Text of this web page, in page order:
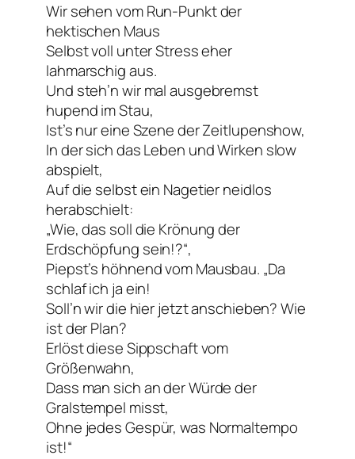
Wir sehen vom Run-Punkt der
hektischen Maus
Selbst voll unter Stress eher
lahmarschig aus.
Und steh’n wir mal ausgebremst
hupend im Stau,
Ist’s nur eine Szene der Zeitlupenshow,
In der sich das Leben und Wirken slow
abspielt,
Auf die selbst ein Nagetier neidlos
herabschielt:
„Wie, das soll die Krönung der
Erdschöpfung sein!?“,
Piepst’s höhnend vom Mausbau. „Da
schlaf ich ja ein!
Soll’n wir die hier jetzt anschieben? Wie
ist der Plan?
Erlöst diese Sippschaft vom
Größenwahn,
Dass man sich an der Würde der
Gralstempel misst,
Ohne jedes Gespür, was Normaltempo
ist!“